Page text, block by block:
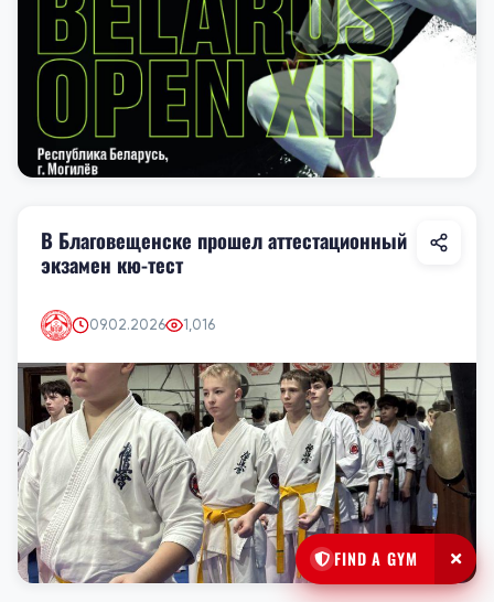
В Благовещенске прошел аттестационный
экзамен кю-тест
09.02.2026 1,016
FIND A GYM